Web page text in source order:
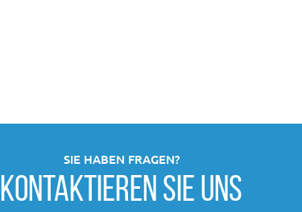
SIE HABEN FRAGEN?
KONTAKTIEREN SIE UNS